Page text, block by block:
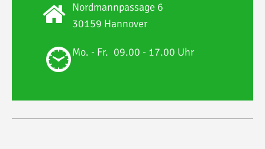
Nordmannpassage 6
30159 Hannover
Mo. - Fr. 09.00 - 17.00 Uhr